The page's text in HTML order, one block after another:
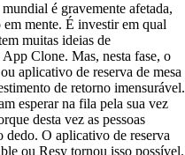
é gravemente afetada,
em mente. É investir em qual
muitas ideias de
Clone. Mas, nesta fase, o
ou aplicativo de reserva de mesa
de retorno imensurável.
esperar na fila pela sua vez
desta vez as pessoas
dedo. O aplicativo de reserva
ou Resy tornou isso possível.